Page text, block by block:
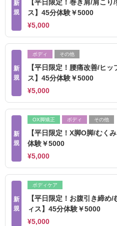
新
規
【平日限定！巻き肩/肩こ
ス】45分体験￥5000
¥5,000
新
規
ボディ その他
【平日限定！腰痛改善/ヒッ
ス】45分体験￥5000
¥5,000
新
規
OX脚矯正 ボディ その他
【平日限定！X脚O脚/むく
体験￥5000
¥5,000
新
規
ボディケア
【平日限定！お腹引き締め
ィス】45分体験￥5000
¥5,000